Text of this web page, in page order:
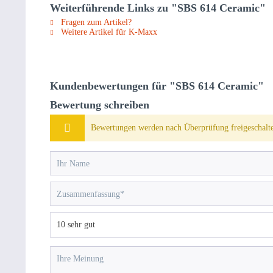
Weiterführende Links zu "SBS 614 Ceramic"
Fragen zum Artikel?
Weitere Artikel für K-Maxx
Kundenbewertungen für "SBS 614 Ceramic"
Bewertung schreiben
Bewertungen werden nach Überprüfung